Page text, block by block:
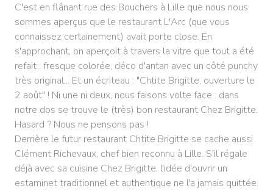
C'est en flânant rue des Bouchers à Lille que nous nous
sommes aperçus que le restaurant L'Arc (que vous
connaissez certainement) avait porte close. En
s'approchant, on aperçoit à travers la vitre que tout a été
refait : fresque colorée, déco d'antan avec un côté punchy
très original... Et un écriteau : "Chtite Brigitte, ouverture le
2 août" ! Ni une ni deux, nous faisons volte face : dans
notre dos se trouve le (très) bon restaurant Chez Brigitte.
Hasard ? Nous ne pensons pas !
Derrière le futur restaurant Chtite Brigitte se cache aussi
Clément Richevaux, chef bien reconnu à Lille. S'il régale
déjà avec sa cuisine Chez Brigitte, l'idée d'ouvrir un
estaminet traditionnel et authentique ne l'a jamais quittée.